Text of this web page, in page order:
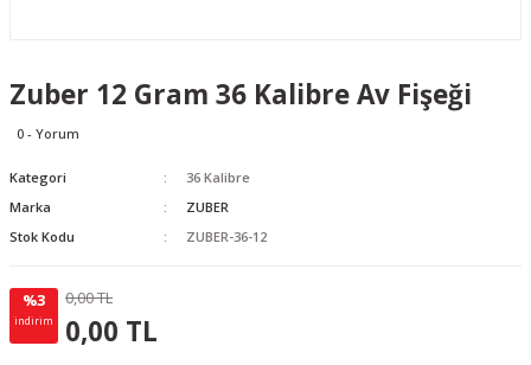
Zuber 12 Gram 36 Kalibre Av Fişeği
0 - Yorum
Kategori
36 Kalibre
Marka
ZUBER
Stok Kodu
ZUBER-36-12
%3
indirim
0,00 TL
0,00 TL